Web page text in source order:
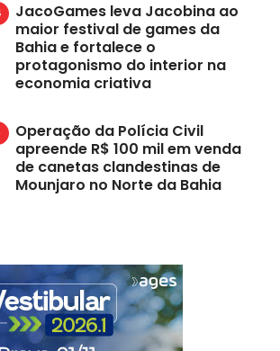
JacoGames leva Jacobina ao
maior festival de games da
Bahia e fortalece o
protagonismo do interior na
economia criativa
Operação da Polícia Civil
apreende R$ 100 mil em venda
de canetas clandestinas de
Mounjaro no Norte da Bahia